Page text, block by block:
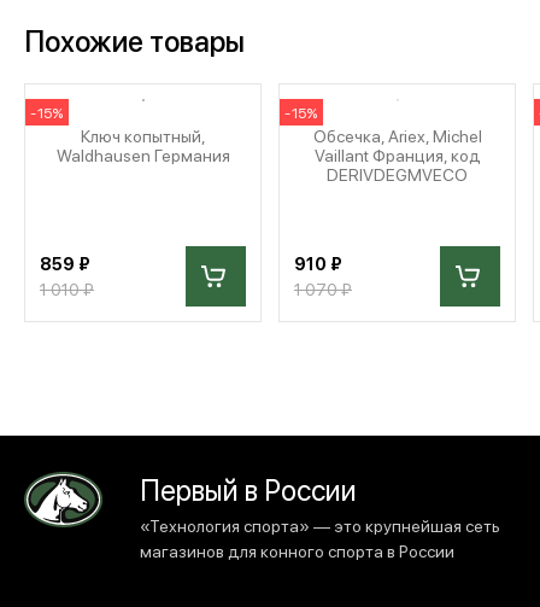
Похожие товары
-15%
Ключ копытный,
Waldhausen Германия
859 ₽
1 010 ₽
-15%
Обсечка, Ariex, Michel
Vaillant Франция, код
DERIVDEGMVECO
910 ₽
1 070 ₽
Первый в России
«Технология спорта» — это крупнейшая сеть
магазинов для конного спорта в России